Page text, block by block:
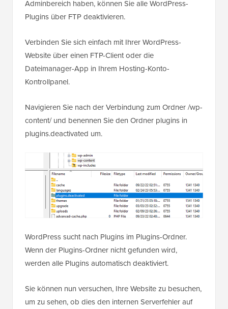
Adminbereich haben, können Sie alle WordPress-
Plugins über FTP deaktivieren.
Verbinden Sie sich einfach mit Ihrer WordPress-
Website über einen FTP-Client oder die
Dateimanager-App in Ihrem Hosting-Konto-
Kontrollpanel.
Navigieren Sie nach der Verbindung zum Ordner /wp-
content/ und benennen Sie den Ordner plugins in
plugins.deactivated um.
WordPress sucht nach Plugins im Plugins-Ordner.
Wenn der Plugins-Ordner nicht gefunden wird,
werden alle Plugins automatisch deaktiviert.
Sie können nun versuchen, Ihre Website zu besuchen,
um zu sehen, ob dies den internen Serverfehler auf